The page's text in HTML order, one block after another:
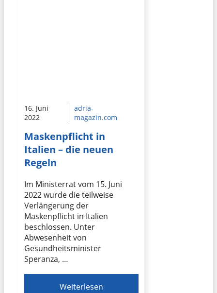
16. Juni
2022
adria-
magazin.com
Maskenpflicht in
Italien – die neuen
Regeln
Im Ministerrat vom 15. Juni
2022 wurde die teilweise
Verlängerung der
Maskenpflicht in Italien
beschlossen. Unter
Abwesenheit von
Gesundheitsminister
Speranza, …
Weiterlesen